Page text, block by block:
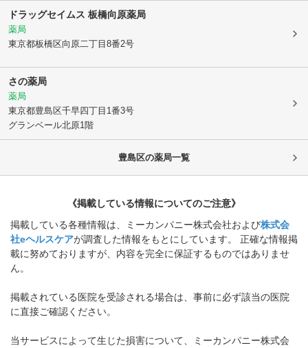
ドラッグセイムス 板橋向原薬局
薬局
東京都板橋区向原二丁目8番2号
さの薬局
薬局
東京都豊島区千早四丁目1番3号
グランベール北原1階
豊島区の薬局一覧
《掲載している情報についてのご注意》
掲載している各種情報は、ミーカンパニー株式会社および株式会
社eヘルスケアが調査した情報をもとにしています。 正確な情報掲
載に努めておりますが、内容を完全に保証するものではありませ
ん。
掲載されている医院を受診される場合は、事前に必ず該当の医院
に直接ご確認ください。
当サービスによって生じた損害について、ミーカンパニー株式会